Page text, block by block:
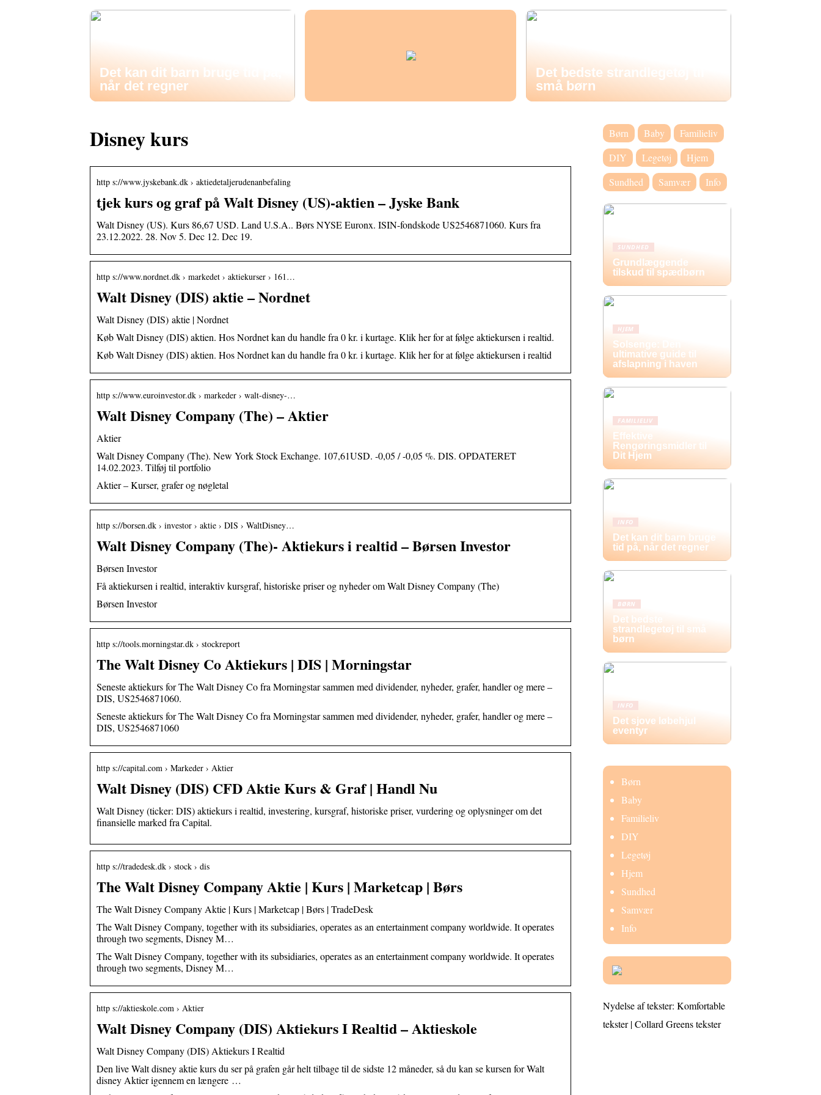
Det kan dit barn bruge tid på,
når det regner
Det bedste strandlegetøj til
små børn
Disney kurs
http s://www.jyskebank.dk › aktiedetaljerudenanbefaling
tjek kurs og graf på Walt Disney (US)-aktien – Jyske Bank
Walt Disney (US). Kurs 86,67 USD. Land U.S.A.. Børs NYSE Euronx. ISIN-fondskode US2546871060. Kurs fra
23.12.2022. 28. Nov 5. Dec 12. Dec 19.
http s://www.nordnet.dk › markedet › aktiekurser › 161…
Walt Disney (DIS) aktie – Nordnet
Walt Disney (DIS) aktie | Nordnet
Køb Walt Disney (DIS) aktien. Hos Nordnet kan du handle fra 0 kr. i kurtage. Klik her for at følge aktiekursen i realtid.
Køb Walt Disney (DIS) aktien. Hos Nordnet kan du handle fra 0 kr. i kurtage. Klik her for at følge aktiekursen i realtid
http s://www.euroinvestor.dk › markeder › walt-disney-…
Walt Disney Company (The) – Aktier
Aktier
Walt Disney Company (The). New York Stock Exchange. 107,61USD. -0,05 / -0,05 %. DIS. OPDATERET
14.02.2023. Tilføj til portfolio
Aktier – Kurser, grafer og nøgletal
http s://borsen.dk › investor › aktie › DIS › WaltDisney…
Walt Disney Company (The)- Aktiekurs i realtid – Børsen Investor
Børsen Investor
Få aktiekursen i realtid, interaktiv kursgraf, historiske priser og nyheder om Walt Disney Company (The)
Børsen Investor
http s://tools.morningstar.dk › stockreport
The Walt Disney Co Aktiekurs | DIS | Morningstar
Seneste aktiekurs for The Walt Disney Co fra Morningstar sammen med dividender, nyheder, grafer, handler og mere –
DIS, US2546871060.
Seneste aktiekurs for The Walt Disney Co fra Morningstar sammen med dividender, nyheder, grafer, handler og mere –
DIS, US2546871060
http s://capital.com › Markeder › Aktier
Walt Disney (DIS) CFD Aktie Kurs & Graf | Handl Nu
Walt Disney (ticker: DIS) aktiekurs i realtid, investering, kursgraf, historiske priser, vurdering og oplysninger om det
finansielle marked fra Capital.
http s://tradedesk.dk › stock › dis
The Walt Disney Company Aktie | Kurs | Marketcap | Børs
The Walt Disney Company Aktie | Kurs | Marketcap | Børs | TradeDesk
The Walt Disney Company, together with its subsidiaries, operates as an entertainment company worldwide. It operates
through two segments, Disney M…
The Walt Disney Company, together with its subsidiaries, operates as an entertainment company worldwide. It operates
through two segments, Disney M…
http s://aktieskole.com › Aktier
Walt Disney Company (DIS) Aktiekurs I Realtid – Aktieskole
Walt Disney Company (DIS) Aktiekurs I Realtid
Den live Walt disney aktie kurs du ser på grafen går helt tilbage til de sidste 12 måneder, så du kan se kursen for Walt
disney Aktier igennem en længere …
Børn Baby
Familieliv
DIY
Legetøj
Hjem
Sundhed
Samvær Info
SUNDHED
Grundlæggende
tilskud til spædbørn
HJEM
Solsenge: Den
ultimative guide til
afslapning i haven
FAMILIELIV
Effektive
Rengøringsmidler til
Dit Hjem
INFO
Det kan dit barn bruge
tid på, når det regner
BØRN
Det bedste
strandlegetøj til små
børn
INFO
Det sjove løbehjul
eventyr
Børn
Baby
Familieliv
DIY
Legetøj
Hjem
Sundhed
Samvær
Info
Nydelse af tekster: Komfortable
tekster | Collard Greens tekster